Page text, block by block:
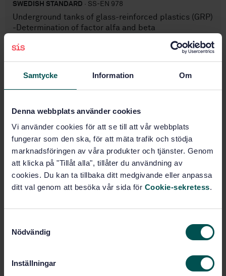
Samtycke Information Om
Denna webbplats använder cookies
Vi använder cookies för att se till att vår webbplats
fungerar som den ska, för att mäta trafik och stödja
marknadsföringen av våra produkter och tjänster. Genom
att klicka på "Tillåt alla", tillåter du användning av
cookies. Du kan ta tillbaka ditt medgivande eller anpassa
ditt val genom att besöka vår sida för Cookie-sekretess.
Nödvändig
Inställningar
SWEDISH STANDARD · SS-EN 978
Underground tanks of glass-reinforced plastics (GRP)
-Determination of factor alfa and beta
Subscribe on standards - Read more
Price:789 SEK
Add to cart
Show more
Product information
Language: English
Written by:
Article no:
Approved:11/7/1997